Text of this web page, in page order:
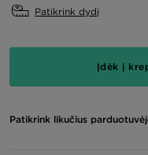
Patikrink dydį
Įdėk į
Patikrink likučius